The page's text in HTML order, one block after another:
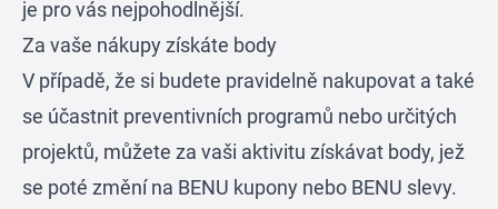
je pro vás nejpohodlnější.
Za vaše nákupy získáte body
V případě, že si budete pravidelně nakupovat a také
se účastnit preventivních programů nebo určitých
projektů, můžete za vaši aktivitu získávat body, jež
se poté změní na BENU kupony nebo BENU slevy.